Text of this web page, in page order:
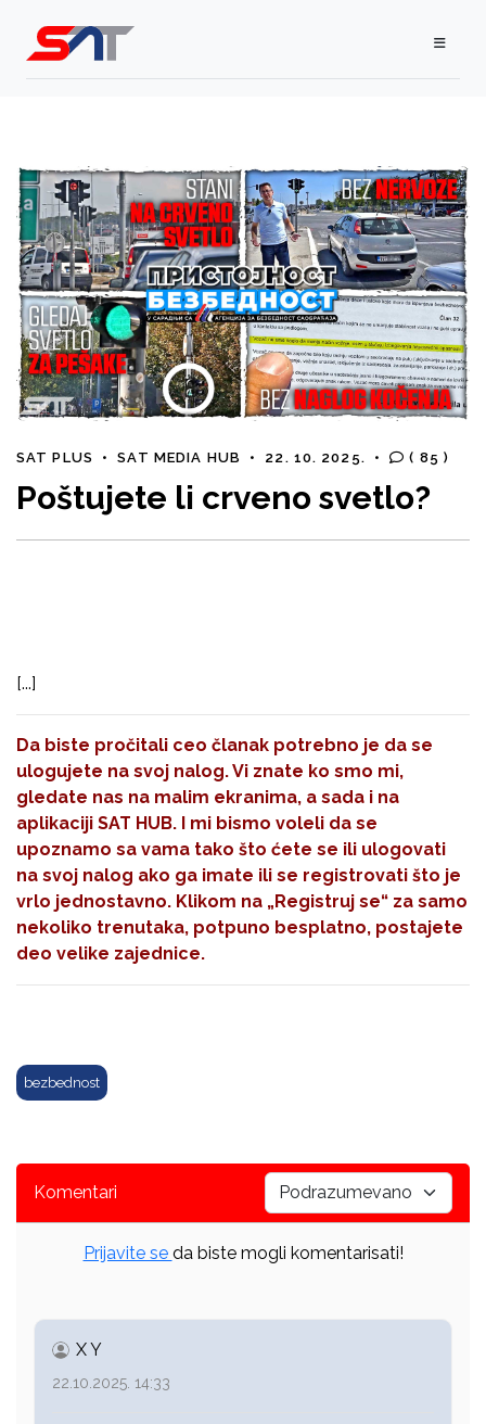
SAT PLUS • SAT MEDIA HUB • 22. 10. 2025. • ( 85 )
Poštujete li crveno svetlo?
[...]
Da biste pročitali ceo članak potrebno je da se
ulogujete na svoj nalog. Vi znate ko smo mi,
gledate nas na malim ekranima, a sada i na
aplikaciji SAT HUB. I mi bismo voleli da se
upoznamo sa vama tako što ćete se ili ulogovati
na svoj nalog ako ga imate ili se registrovati što je
vrlo jednostavno. Klikom na „Registruj se“ za samo
nekoliko trenutaka, potpuno besplatno, postajete
deo velike zajednice.
bezbednost
Komentari
Prijavite se da biste mogli komentarisati!
X Y
22.10.2025. 14:33